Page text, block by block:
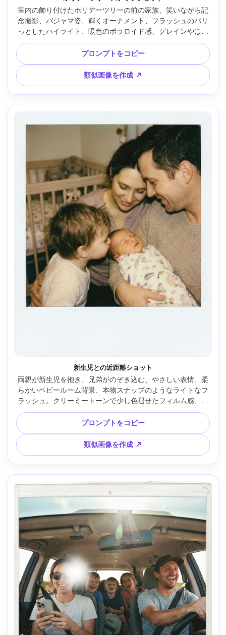
室内の飾り付けたホリデーツリーの前の家族、笑いながら記
念撮影、パジャマ姿、輝くオーナメント、フラッシュのパリ
っとしたハイライト、暖色のポラロイド感、グレインやほこ
り、さりげないビネット、白枠＆日付スタンプ、毛穴までリ
アルな質感、Nikon D850・35mm・中央構図 --ar 4:5
プロンプトをコピー
類似画像を作成 ↗
新生児との近距離ショット
両親が新生児を抱き、兄弟がのぞき込む、やさしい表情、柔
らかいベビールーム背景、本物スナップのようなライトなフ
ラッシュ。クリーミートーンで少し色褪せたフィルム感、細
かなグレインや傷、白枠、超リアルな顔と手、Sony A7IV・
85mm・クローズアップ --ar 4:5
プロンプトをコピー
類似画像を作成 ↗